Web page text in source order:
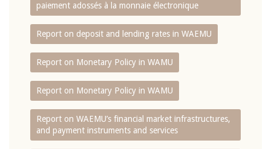
paiement adossés à la monnaie électronique
Report on deposit and lending rates in WAEMU
Report on Monetary Policy in WAMU
Report on Monetary Policy in WAMU
Report on WAEMU’s financial market infrastructures,
and payment instruments and services